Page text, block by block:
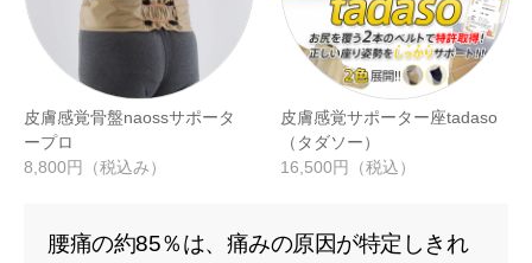
皮膚感覚骨盤naossサポータ
ープロ
8,800円（税込み）
皮膚感覚サポーター座tadaso
（タダソー）
16,500円（税込）
腰痛の約85％は、痛みの原因が特定しきれ